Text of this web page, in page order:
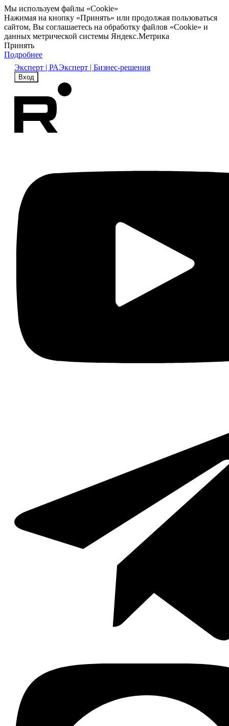
Мы используем файлы «Cookie»
Нажимая на кнопку «Принять» или продолжая пользоваться
сайтом, Вы соглашаетесь на обработку файлов «Cookie» и
данных метрической системы Яндекс.Метрика
Принять
Подробнее
Эксперт | РАЭксперт | Бизнес-решения
Вход